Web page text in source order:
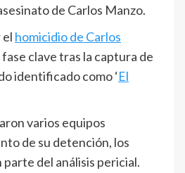
de Carlos Manzo.
homicidio de Carlos
clave tras la captura de
identificado como ‘El
varios equipos
de su detención, los
del análisis pericial.